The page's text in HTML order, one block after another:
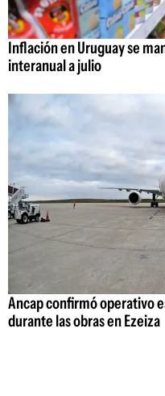
Inflación en Uruguay se
interanual a julio
Ancap confirmó operativo
durante las obras en Ezeiza